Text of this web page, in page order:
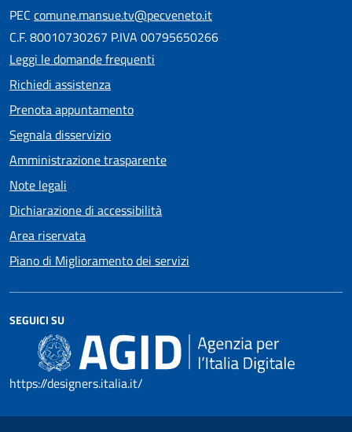
PEC comune.mansue.tv@pecveneto.it
C.F. 80010730267 P.IVA 00795650266
Leggi le domande frequenti
Richiedi assistenza
Prenota appuntamento
Segnala disservizio
Amministrazione trasparente
Note legali
Dichiarazione di accessibilità
Area riservata
Piano di Miglioramento dei servizi
SEGUICI SU
https://designers.italia.it/